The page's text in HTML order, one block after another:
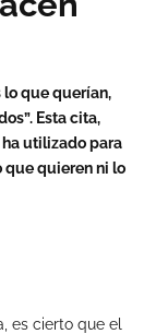
lo que querían,
Esta cita,
utilizado para
que quieren ni lo
es cierto que el